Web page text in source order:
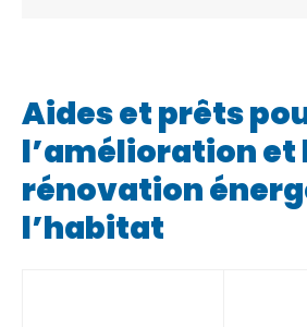
Aides et prêts
l’amélioration et
rénovation
l’habitat